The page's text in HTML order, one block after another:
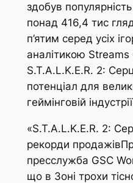
здобув
понад 416,4 тис
п’ятим серед усіх
аналітикою Streams
S.T.A.L.K.E.R. 2:
потенціал для
геймінговій
«S.T.A.L.K.E.R. 2:
рекорди
пресслужба GSC
що в Зоні трохи